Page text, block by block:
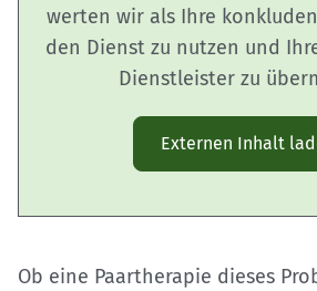
werten wir als Ihre
den Dienst zu nutzen und
Dienstleister zu
Externen Inhalt
Ob eine Paartherapie dieses